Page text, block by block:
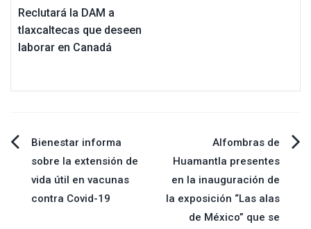
Reclutará la DAM a
tlaxcaltecas que deseen
laborar en Canadá
Navegación
de
Bienestar informa
sobre la extensión de
vida útil en vacunas
contra Covid-19
Alfombras de
Huamantla presentes
en la inauguración de
la exposición “Las alas
de México” que se